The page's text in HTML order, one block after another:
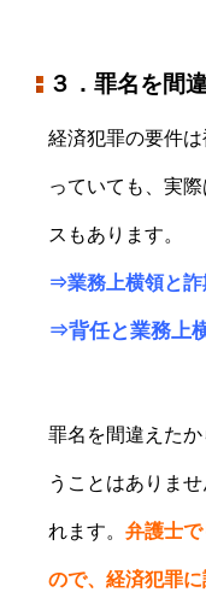
３．罪名を間
経済犯罪の要件
っていても、実
スもあります。
⇒業務上横領と
⇒背任と業務上
罪名を間違えた
うことはありま
れます。 弁護士
ので、経済犯罪に